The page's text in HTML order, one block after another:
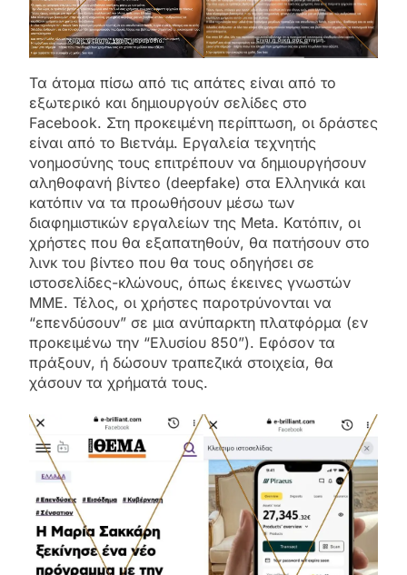
Τα άτομα πίσω από τις απάτες είναι από το
εξωτερικό και δημιουργούν σελίδες στο
Facebook. Στη προκειμένη περίπτωση, οι δράστες
είναι από το Βιετνάμ. Εργαλεία τεχνητής
νοημοσύνης τους επιτρέπουν να δημιουργήσουν
αληθοφανή βίντεο (deepfake) στα Ελληνικά και
κατόπιν να τα προωθήσουν μέσω των
διαφημιστικών εργαλείων της Meta. Κατόπιν, οι
χρήστες που θα εξαπατηθούν, θα πατήσουν στο
λινκ του βίντεο που θα τους οδηγήσει σε
ιστοσελίδες-κλώνους, όπως έκεινες γνωστών
ΜΜΕ. Τέλος, οι χρήστες παροτρύνονται να
“επενδύσουν” σε μια ανύπαρκτη πλατφόρμα (εν
προκειμένω την “Ελυσίου 850”). Εφόσον τα
πράξουν, ή δώσουν τραπεζικά στοιχεία, θα
χάσουν τα χρήματά τους.